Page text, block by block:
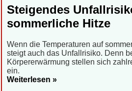
Steigendes
sommerliche Hitze
Wenn die Temperaturen auf
steigt auch das Unfallrisiko. Denn
Körpererwärmung stellen sich
ein.
Weiterlesen »